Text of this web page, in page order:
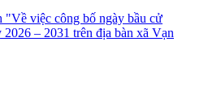
"Về việc công bố ngày bầu cử
– 2031 trên địa bàn xã Vạn